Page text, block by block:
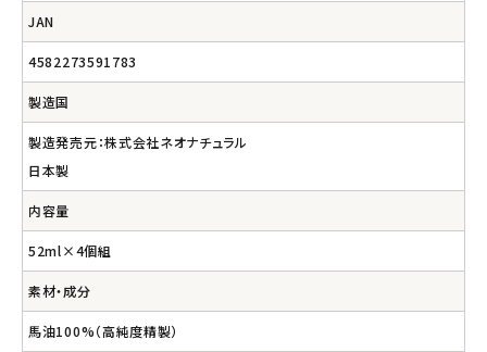
JAN
4582273591783
製造国
製造発売元：株式会社ネオナチュラル
日本製
内容量
52ml×4個組
素材・成分
馬油100%（高純度精製）